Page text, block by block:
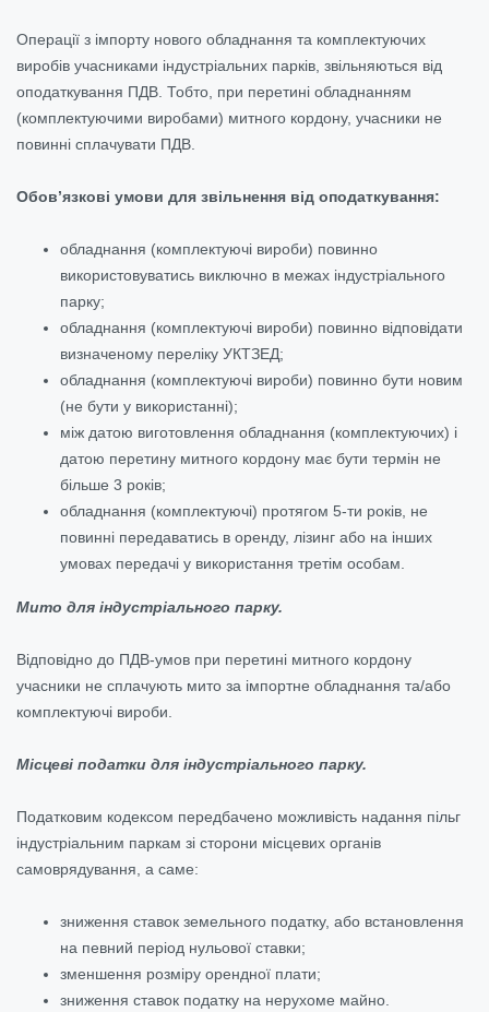
Операції з імпорту нового обладнання та комплектуючих
виробів учасниками індустріальних парків, звільняються від
оподаткування ПДВ. Тобто, при перетині обладнанням
(комплектуючими виробами) митного кордону, учасники не
повинні сплачувати ПДВ.
Обов’язкові умови для звільнення від оподаткування:
обладнання (комплектуючі вироби) повинно
використовуватись виключно в межах індустріального
парку;
обладнання (комплектуючі вироби) повинно відповідати
визначеному переліку УКТЗЕД;
обладнання (комплектуючі вироби) повинно бути новим
(не бути у використанні);
між датою виготовлення обладнання (комплектуючих) і
датою перетину митного кордону має бути термін не
більше 3 років;
обладнання (комплектуючі) протягом 5-ти років, не
повинні передаватись в оренду, лізинг або на інших
умовах передачі у використання третім особам.
Мито для індустріального парку.
Відповідно до ПДВ-умов при перетині митного кордону
учасники не сплачують мито за імпортне обладнання та/або
комплектуючі вироби.
Місцеві податки для індустріального парку.
Податковим кодексом передбачено можливість надання пільг
індустріальним паркам зі сторони місцевих органів
самоврядування, а саме:
зниження ставок земельного податку, або встановлення
на певний період нульової ставки;
зменшення розміру орендної плати;
зниження ставок податку на нерухоме майно.